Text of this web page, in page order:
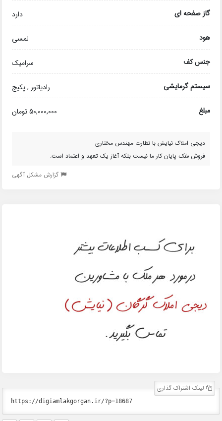
گاز صفحه ای دارد
هود لمسی
جنس کف سرامیک
سیستم گرمایشی رادیاتور , پکیج
مبلغ 50,000,000 تومان
دیجی املاک نیایش با نظارت مهندس مختاری
فروشملک پایان کار ما نیست بلکه آغاز یک تعهد و اعتماد است.
گزارش مشکل آگهی
لینک اشتراک گذاری